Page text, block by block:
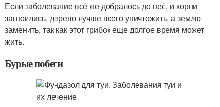
Если заболевание всё же добралось до неё, и корни
загноились, дерево лучше всего уничтожить, а землю
заменить, так как этот грибок еще долгое время может
жить.
Бурые побеги